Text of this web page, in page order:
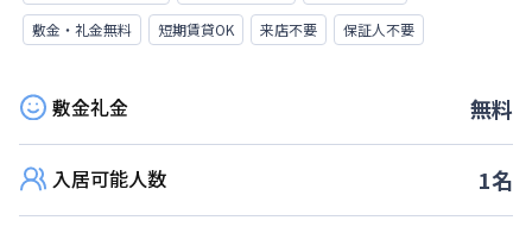
敷金・礼金無料
短期賃貸OK 来店不要 保証人不要
敷金礼金 無料
入居可能人数 1名